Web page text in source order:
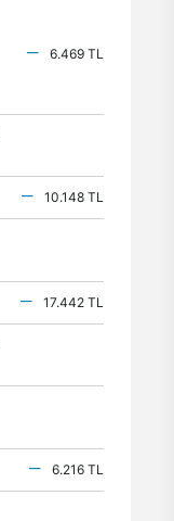
6.469 TL
10.148 TL
17.442 TL
6.216 TL